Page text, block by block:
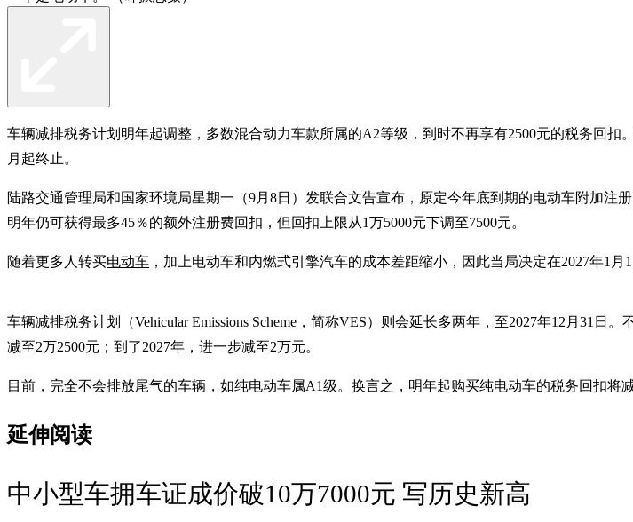
车辆减排税务计划明年起调整，多数混合动力车款所属的A2等级，到时不再享有2500元的税务回扣
月起终止。
陆路交通管理局和国家环境局星期一（9月8日）发联合文告宣布，原定今年底到期的电动车附加注
明年仍可获得最多45％的额外注册费回扣，但回扣上限从1万5000元下调至7500元。
随着更多人转买电动车 ，加上电动车和内燃式引擎汽车的成本差距缩小，因此当局决定在2027年1月
车辆减排税务计划（Vehicular Emissions Scheme，简称VES）则会延长多两年，至2027年12月31
减至2万2500元；到了2027年，进一步减至2万元。
目前，完全不会排放尾气的车辆，如纯电动车属A1级。换言之，明年起购买纯电动车的税务回扣
延伸阅读
中小型车拥车证成价破10万7000元 写历史新高